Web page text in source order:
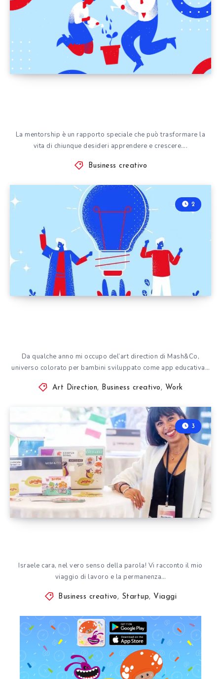
La mentorship è un rapporto speciale che può trasformare la
vita di chiunque desideri apprendere e crescere….
Business creativo
2
Da qualche anno mi occupo del’art direction di Mash&Co,
universo colorato per bambini sviluppato come app educativa…
Art Direction, Business creativo , Work
3
Israele cara, nel vero senso della parola! Vi racconto il mio
viaggio di lavoro e la permanenza…
Business creativo , Startup, Viaggi